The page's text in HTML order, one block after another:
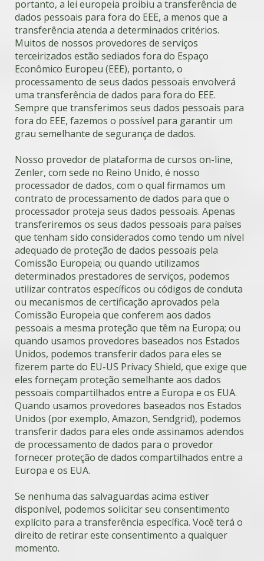
portanto, a lei europeia proibiu a transferência de
dados pessoais para fora do EEE, a menos que a
transferência atenda a determinados critérios.
Muitos de nossos provedores de serviços
terceirizados estão sediados fora do Espaço
Econômico Europeu (EEE), portanto, o
processamento de seus dados pessoais envolverá
uma transferência de dados para fora do EEE.
Sempre que transferimos seus dados pessoais para
fora do EEE, fazemos o possível para garantir um
grau semelhante de segurança de dados.
Nosso provedor de plataforma de cursos on-line,
Zenler, com sede no Reino Unido, é nosso
processador de dados, com o qual firmamos um
contrato de processamento de dados para que o
processador proteja seus dados pessoais. Apenas
transferiremos os seus dados pessoais para países
que tenham sido considerados como tendo um nível
adequado de proteção de dados pessoais pela
Comissão Europeia; ou quando utilizamos
determinados prestadores de serviços, podemos
utilizar contratos específicos ou códigos de conduta
ou mecanismos de certificação aprovados pela
Comissão Europeia que conferem aos dados
pessoais a mesma proteção que têm na Europa; ou
quando usamos provedores baseados nos Estados
Unidos, podemos transferir dados para eles se
fizerem parte do EU-US Privacy Shield, que exige que
eles forneçam proteção semelhante aos dados
pessoais compartilhados entre a Europa e os EUA.
Quando usamos provedores baseados nos Estados
Unidos (por exemplo, Amazon, Sendgrid), podemos
transferir dados para eles onde assinamos adendos
de processamento de dados para o provedor
fornecer proteção de dados compartilhados entre a
Europa e os EUA.
Se nenhuma das salvaguardas acima estiver
disponível, podemos solicitar seu consentimento
explícito para a transferência específica. Você terá o
direito de retirar este consentimento a qualquer
momento.